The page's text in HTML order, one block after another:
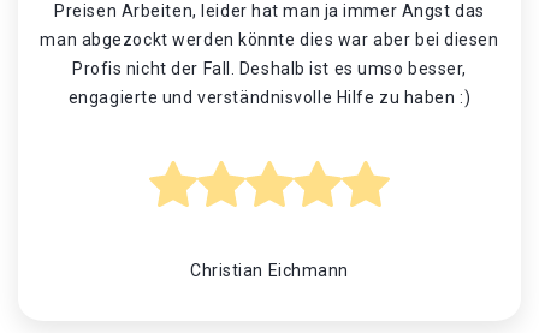
Preisen Arbeiten, leider hat man ja immer Angst das
man abgezockt werden könnte dies war aber bei diesen
Profis nicht der Fall. Deshalb ist es umso besser,
engagierte und verständnisvolle Hilfe zu haben :)
Christian Eichmann